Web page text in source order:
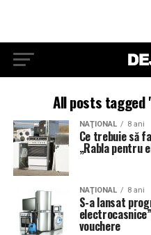
All posts tagged
NAŢIONAL 8 ani
Ce trebuie să
„Rabla pentru
NAŢIONAL 8 ani
S-a lansat
vouchere